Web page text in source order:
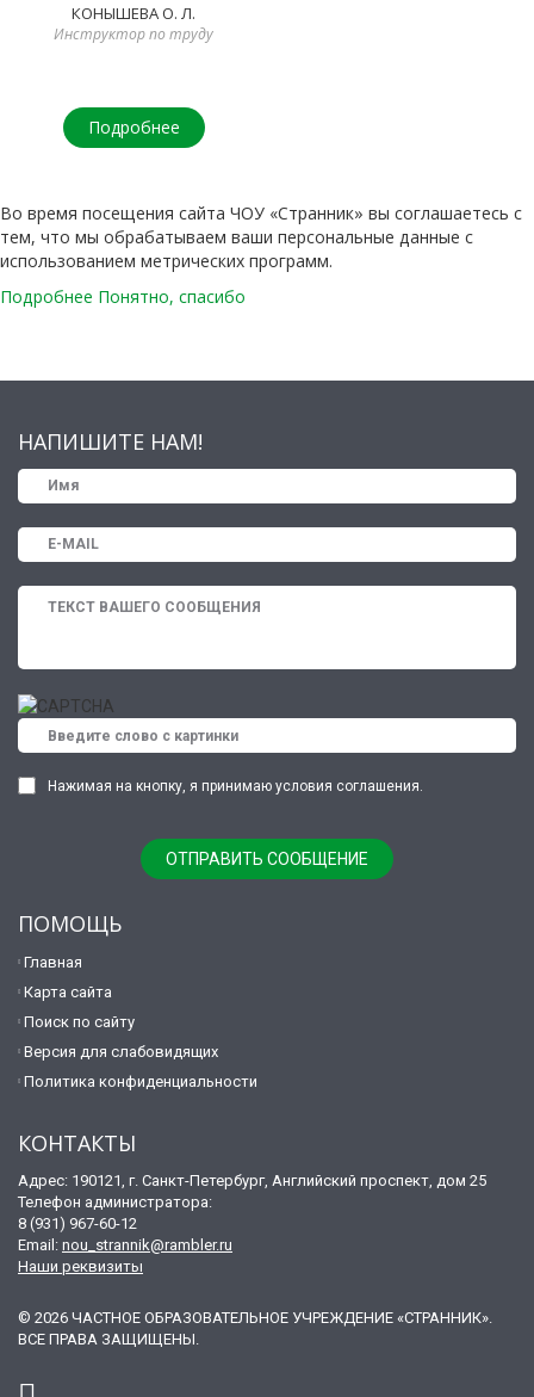
КОНЫШЕВА О. Л.
Инструктор по труду
Подробнее
Во время посещения сайта ЧОУ «Странник» вы соглашаетесь с
тем, что мы обрабатываем ваши персональные данные с
использованием метрических программ.
Подробнее Понятно, спасибо
НАПИШИТЕ НАМ!
Нажимая на кнопку, я принимаю условия соглашения.
ПОМОЩЬ
Главная
Карта сайта
Поиск по сайту
Версия для слабовидящих
Политика конфиденциальности
КОНТАКТЫ
Адрес: 190121, г. Санкт-Петербург, Английский проспект, дом 25
Телефон администратора:
8 (931) 967-60-12
Email: nou_strannik@rambler.ru
Наши реквизиты
© 2026 ЧАСТНОЕ ОБРАЗОВАТЕЛЬНОЕ УЧРЕЖДЕНИЕ «СТРАННИК».
ВСЕ ПРАВА ЗАЩИЩЕНЫ.